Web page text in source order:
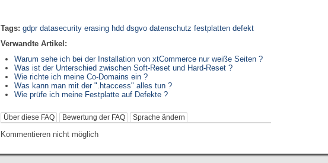
Tags: gdpr datasecurity erasing hdd dsgvo datenschutz festplatten defekt
Verwandte Artikel:
Warum sehe ich bei der Installation von xtCommerce nur weiße Seiten ?
Was ist der Unterschied zwischen Soft-Reset und Hard-Reset ?
Wie richte ich meine Co-Domains ein ?
Was kann man mit der ".htaccess" alles tun ?
Wie prüfe ich meine Festplatte auf Defekte ?
Über diese FAQ Bewertung der FAQ Sprache ändern
Kommentieren nicht möglich